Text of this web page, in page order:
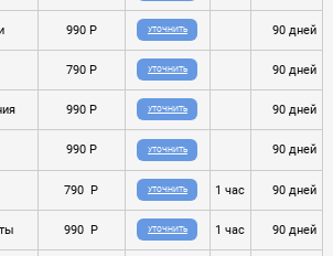
990 P УТОЧНИТЬ 90 дней
790 P УТОЧНИТЬ 90 дней
990 P УТОЧНИТЬ 90 дней
990 P УТОЧНИТЬ 90 дней
790 P УТОЧНИТЬ 1 час 90 дней
990 P УТОЧНИТЬ 1 час 90 дней